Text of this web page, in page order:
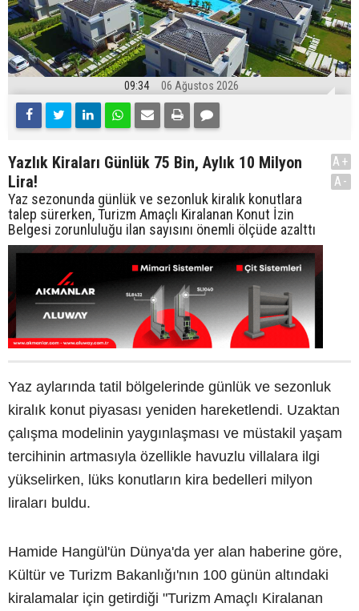
09:34 06 Ağustos 2026
Yazlık Kiraları Günlük 75 Bin, Aylık 10 Milyon
Lira!
Yaz sezonunda günlük ve sezonluk kiralık konutlara
talep sürerken, Turizm Amaçlı Kiralanan Konut İzin
Belgesi zorunluluğu ilan sayısını önemli ölçüde azalttı
A+
A-
Yaz aylarında tatil bölgelerinde günlük ve sezonluk
kiralık konut piyasası yeniden hareketlendi. Uzaktan
çalışma modelinin yaygınlaşması ve müstakil yaşam
tercihinin artmasıyla özellikle havuzlu villalara ilgi
yükselirken, lüks konutların kira bedelleri milyon
liraları buldu.
Hamide Hangül'ün Dünya'da yer alan haberine göre,
Kültür ve Turizm Bakanlığı'nın 100 günün altındaki
kiralamalar için getirdiği "Turizm Amaçlı Kiralanan